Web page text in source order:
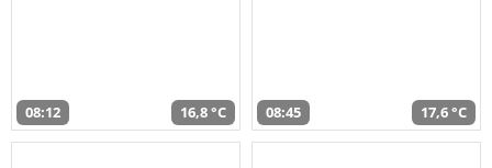
08:12 16,8 °C 08:45 17,6 °C